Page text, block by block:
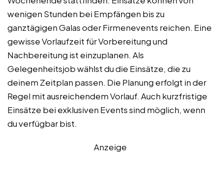
wenigen Stunden bei Empfängen bis zu
ganztägigen Galas oder Firmenevents reichen. Eine
gewisse Vorlaufzeit für Vorbereitung und
Nachbereitung ist einzuplanen. Als
Gelegenheitsjob wählst du die Einsätze, die zu
deinem Zeitplan passen. Die Planung erfolgt in der
Regel mit ausreichendem Vorlauf. Auch kurzfristige
Einsätze bei exklusiven Events sind möglich, wenn
du verfügbar bist.
Anzeige